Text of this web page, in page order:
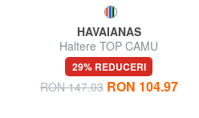
HAVAIANAS
Haltere TOP CAMU
29% REDUCERI
RON 147.03 RON 104.97